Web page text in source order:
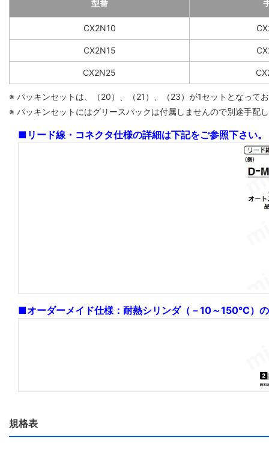
型番
CX2N10
CX2N15
CX2N25
※ パッキンセットは、（20）、（21）、（23）が1セットとなって
※ パッキンセットにはグリースパックは付属しませんので別途手配
■リード線・コネクタ仕様の詳細は下記をご参照下さい。
■オーダーメイド仕様：耐熱シリンダ（－10～150°C）
規格表